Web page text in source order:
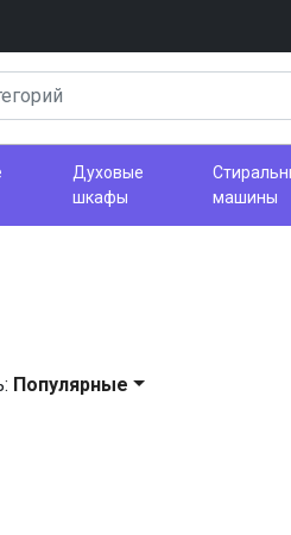
Духовые
шкафы
машины
Популярные